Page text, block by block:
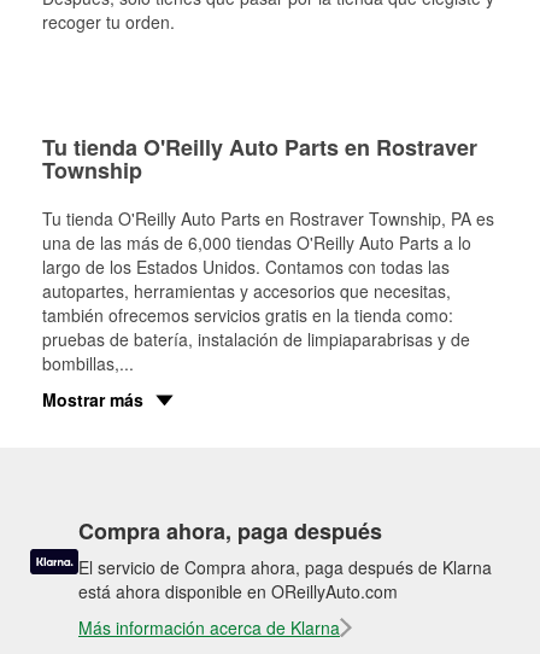
recoger tu orden.
Tu tienda O'Reilly Auto Parts en Rostraver
Township
Tu tienda O'Reilly Auto Parts en Rostraver Township, PA es
una de las más de 6,000 tiendas O'Reilly Auto Parts a lo
largo de los Estados Unidos. Contamos con todas las
autopartes, herramientas y accesorios que necesitas,
también ofrecemos servicios gratis en la tienda como:
pruebas de batería, instalación de limpiaparabrisas y de
bombillas,...
Mostrar más
Compra ahora, paga después
El servicio de Compra ahora, paga después de Klarna
está ahora disponible en OReillyAuto.com
Más información acerca de Klarna